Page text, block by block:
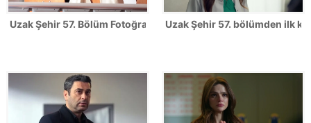
Uzak Şehir 57. Bölüm Fotoğrafları Uzak Şehir 57. bölümden ilk